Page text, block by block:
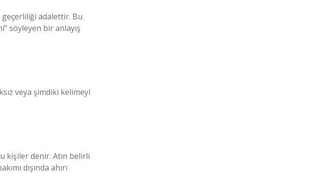
geçerliliği adalettir. Bu
söyleyen bir anlayış
veya şimdiki kelimeyi
kişiler denir. Atın belirli
dışında ahırı